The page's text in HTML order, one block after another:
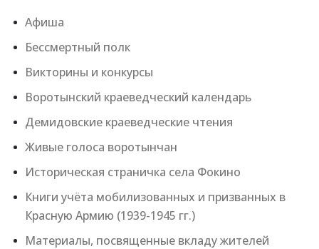
Афиша
Бессмертный полк
Викторины и конкурсы
Воротынский краеведческий календарь
Демидовские краеведческие чтения
Живые голоса воротынчан
Историческая страничка села Фокино
Книги учёта мобилизованных и призванных в
Красную Армию (1939-1945 гг.)
Материалы, посвященные вкладу жителей